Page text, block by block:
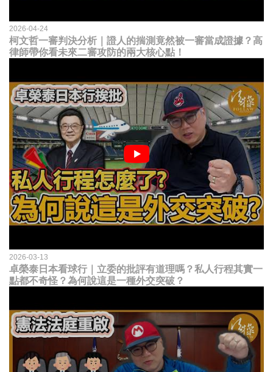
2026-04-24
柯文哲一審判決分析｜證人的揣測竟然被一審當成證據？高
律師帶你看未來二審攻防的兩大核心點！
2026-03-13
卓榮泰日本看球行｜立委的批評有道理嗎？私人行程其實一
點都不奇怪？為何說這是一種外交突破？